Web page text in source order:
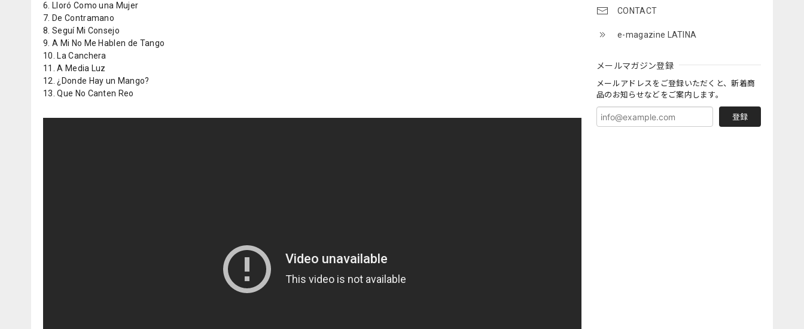
CONTACT
e-magazine LATINA
メールマガジン登録
メールアドレスをご登録いただくと、新着商
品のお知らせなどをご案内します。
登録
6. Lloró Como una Mujer
7. De Contramano
8. Seguí Mi Consejo
9. A Mi No Me Hablen de Tango
10. La Canchera
11. A Media Luz
12. ¿Donde Hay un Mango?
13. Que No Canten Reo